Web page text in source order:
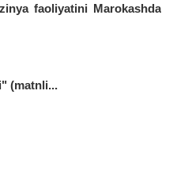
faoliyatini Marokashda
(matnli...